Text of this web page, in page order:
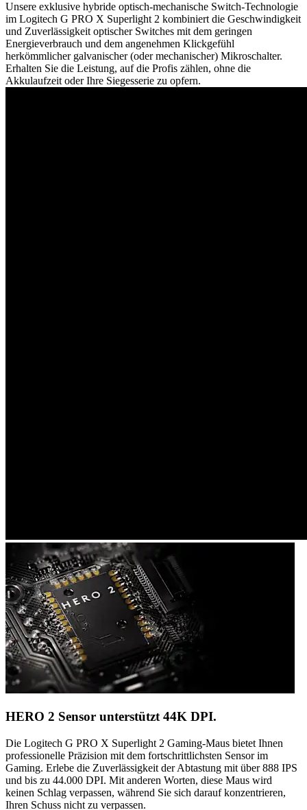
Unsere exklusive hybride optisch-mechanische Switch-Technologie
im Logitech G PRO X Superlight 2 kombiniert die Geschwindigkeit
und Zuverlässigkeit optischer Switches mit dem geringen
Energieverbrauch und dem angenehmen Klickgefühl
herkömmlicher galvanischer (oder mechanischer) Mikroschalter.
Erhalten Sie die Leistung, auf die Profis zählen, ohne die
Akkulaufzeit oder Ihre Siegesserie zu opfern.
HERO 2 Sensor unterstützt 44K DPI.
Die Logitech G PRO X Superlight 2 Gaming-Maus bietet Ihnen
professionelle Präzision mit dem fortschrittlichsten Sensor im
Gaming. Erlebe die Zuverlässigkeit der Abtastung mit über 888 IPS
und bis zu 44.000 DPI. Mit anderen Worten, diese Maus wird
keinen Schlag verpassen, während Sie sich darauf konzentrieren,
Ihren Schuss nicht zu verpassen.